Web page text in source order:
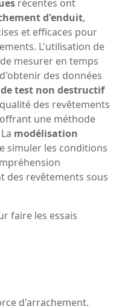
récentes ont
d'enduit,
et efficaces pour
L'utilisation de
mesurer en temps
des données
test non destructif
des revêtements
une méthode
modélisation
simuler les conditions
revêtements sous
faire les essais
d'arrachement.